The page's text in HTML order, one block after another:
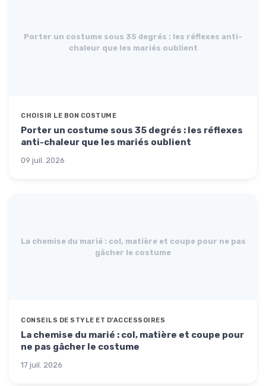
Porter un costume sous 35 degrés : les réflexes anti-
chaleur que les mariés oublient
CHOISIR LE BON COSTUME
Porter un costume sous 35 degrés : les réflexes
anti-chaleur que les mariés oublient
09 juil. 2026
La chemise du marié : col, matière et coupe pour ne pas
gâcher le costume
CONSEILS DE STYLE ET D'ACCESSOIRES
La chemise du marié : col, matière et coupe pour
ne pas gâcher le costume
17 juil. 2026